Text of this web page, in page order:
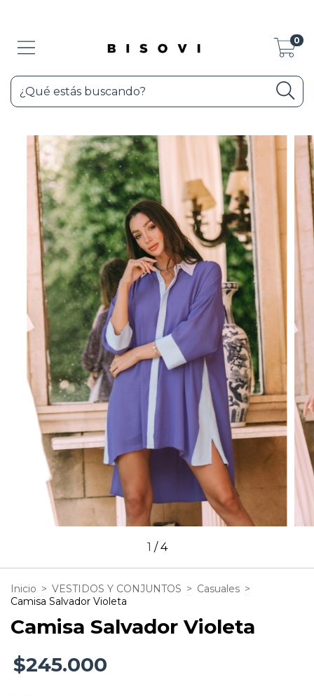
0
1 /4
Inicio > VESTIDOS Y CONJUNTOS > Casuales >
Camisa Salvador Violeta
Camisa Salvador Violeta
$245.000